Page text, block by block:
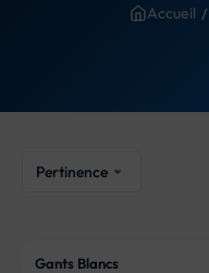
Accueil
Pertinence 
Gants Blancs